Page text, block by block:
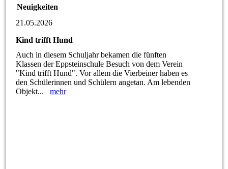
Neuigkeiten
21.05.2026
Kind trifft Hund
Auch in diesem Schuljahr bekamen die fünften
Klassen der Eppsteinschule Besuch von dem Verein
"Kind trifft Hund". Vor allem die Vierbeiner haben es
den Schülerinnen und Schülern angetan. Am lebenden
Objekt...mehr